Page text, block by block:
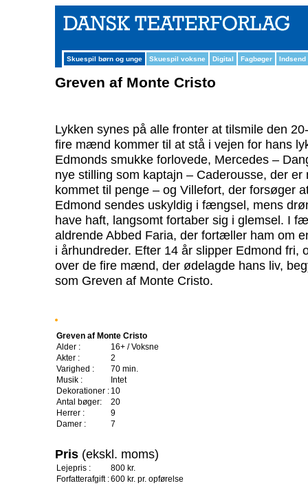
Skuespil børn og unge Skuespil voksne Digital Fagbøger Indsend
Greven af Monte Cristo
Lykken synes på alle fronter at tilsmile den
fire mænd kommer til at stå i vejen for hans
Edmonds smukke forlovede, Mercedes –
nye stilling som kaptajn – Caderousse, der
kommet til penge – og Villefort, der forsøger
Edmond sendes uskyldig i fængsel, mens
have haft, langsomt fortaber sig i glemsel. I
aldrende Abbed Faria, der fortæller ham om
i århundreder. Efter 14 år slipper Edmond
over de fire mænd, der ødelagde hans liv,
som Greven af Monte Cristo.
Greven af Monte Cristo
Alder :
16+ / Voksne
Akter :
2
Varighed :
70 min.
Musik :
Intet
Dekorationer : 10
Antal bøger:
20
Herrer :
9
Damer :
7
Pris (ekskl. moms)
Lejepris :
800 kr.
Forfatterafgift :600 kr. pr. opførelse